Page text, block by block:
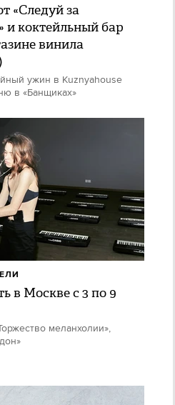
«Следуй за
и коктейльный бар
винила
ужин в Kuznyahouse
в «Банщиках»
в Москве с 3 по 9
меланхолии»,